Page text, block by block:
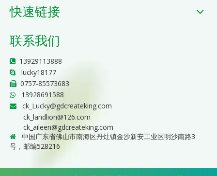
快速链接
联系我们
 13929113888
 lucky18177
 0757-85573683
 13928691588

ck_Lucky@gdcreateking.com
ck_landlion@126.com
ck_aileen@gdcreateking.com

中国广东省佛山市南海区丹灶镇金沙新安工业区明沙南路3
号，邮编528216